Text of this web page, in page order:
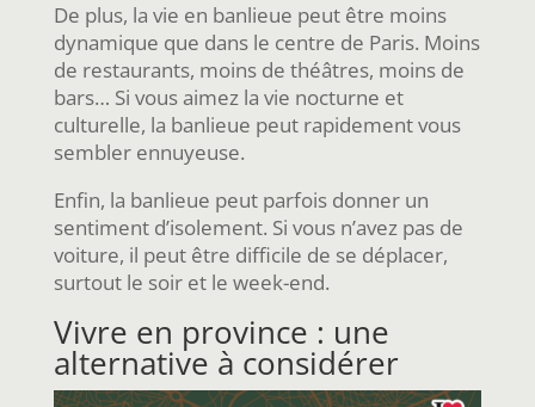
De plus, la vie en banlieue peut être moins
dynamique que dans le centre de Paris. Moins
de restaurants, moins de théâtres, moins de
bars… Si vous aimez la vie nocturne et
culturelle, la banlieue peut rapidement vous
sembler ennuyeuse.
Enfin, la banlieue peut parfois donner un
sentiment d’isolement. Si vous n’avez pas de
voiture, il peut être difficile de se déplacer,
surtout le soir et le week-end.
Vivre en province : une
alternative à considérer